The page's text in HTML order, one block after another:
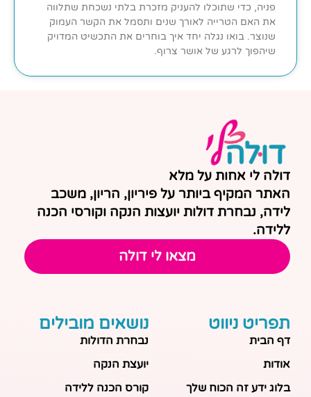
פניה, כדי שתוכלו להעניק מזכרת בלתי נשכחת שתלווה
את האם הטרייה לאורך שנים ותסמל את הקשר העמוק
שנוצר. בואו נגלה יחד איך בוחרים את התכשיט המדויק
שיהפוך לרגע של אושר צרוף.
דולה לי אחות על מלא
האתר המקיף ביותר על פיריון, הריון, משכב
לידה, נבחרת דולות יועצות הנקה וקורסי הכנה
ללידה.
מצאו לי דולה
תפריט ניווט
דף הבית
אודות
בלוג ידע זה הכוח שלך
נושאים מובילים
נבחרת הדולות
יועצת הנקה
קורס הכנה ללידה